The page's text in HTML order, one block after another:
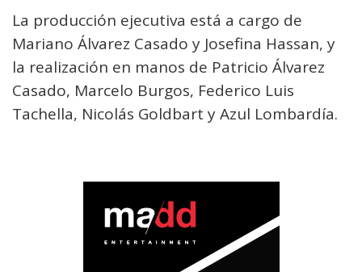
La producción ejecutiva está a cargo de
Mariano Álvarez Casado y Josefina Hassan, y
la realización en manos de Patricio Álvarez
Casado, Marcelo Burgos, Federico Luis
Tachella, Nicolás Goldbart y Azul Lombardía.